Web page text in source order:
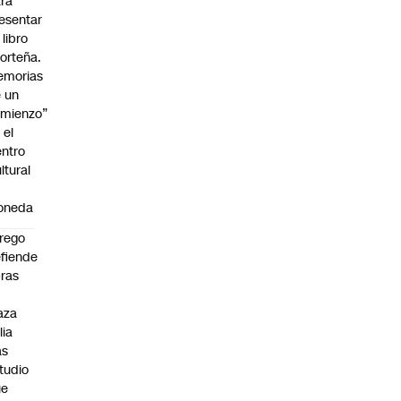
libro
un
el